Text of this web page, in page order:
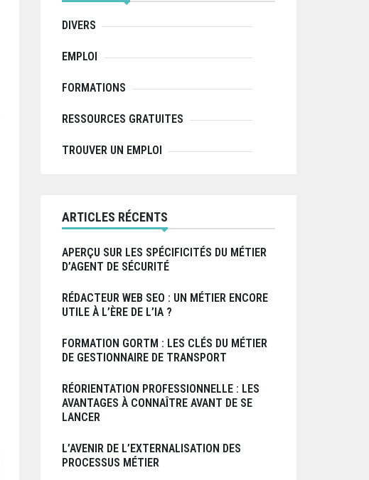
:DIVERS
EMPLOI
FORMATIONS
RESSOURCES GRATUITES
TROUVER UN EMPLOI
ARTICLES RÉCENTS
APERÇU SUR LES SPÉCIFICITÉS DU MÉTIER
D’AGENT DE SÉCURITÉ
RÉDACTEUR WEB SEO : UN MÉTIER ENCORE
UTILE À L’ÈRE DE L’IA ?
FORMATION GORTM : LES CLÉS DU MÉTIER
DE GESTIONNAIRE DE TRANSPORT
RÉORIENTATION PROFESSIONNELLE : LES
AVANTAGES À CONNAÎTRE AVANT DE SE
LANCER
L’AVENIR DE L’EXTERNALISATION DES
PROCESSUS MÉTIER